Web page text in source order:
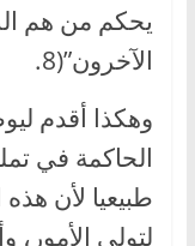
يحكم من هم
الآخرون”(8.
وهكذا أقدم
الحاكمة في
طبيعيا لأن
لتولي الأمور،